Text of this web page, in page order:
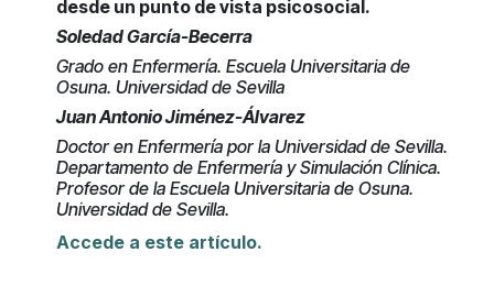
desde un punto de vista psicosocial.
Soledad García-Becerra
Grado en Enfermería. Escuela Universitaria de
Osuna. Universidad de Sevilla
Juan Antonio Jiménez-Álvarez
Doctor en Enfermería por la Universidad de Sevilla.
Departamento de Enfermería y Simulación Clínica.
Profesor de la Escuela Universitaria de Osuna.
Universidad de Sevilla.
Accede a este artículo.